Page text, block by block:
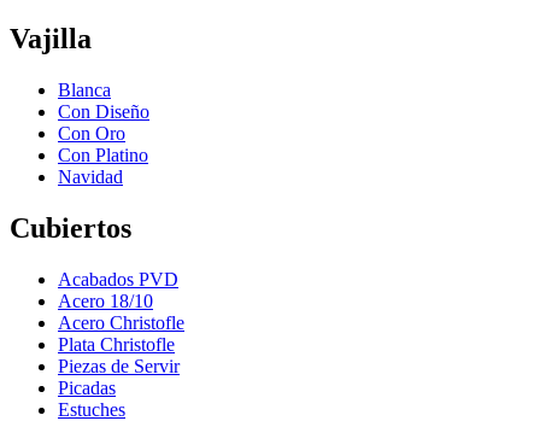
Vajilla
Blanca
Con Diseño
Con Oro
Con Platino
Navidad
Cubiertos
Acabados PVD
Acero 18/10
Acero Christofle
Plata Christofle
Piezas de Servir
Picadas
Estuches